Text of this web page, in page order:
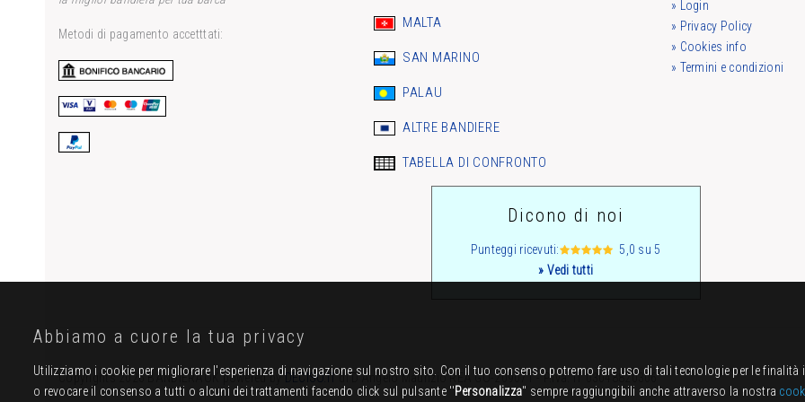
Metodi di pagamento accetttati:
MALTA
SAN MARINO
PALAU
ALTRE BANDIERE
TABELLA DI CONFRONTO
» Login
» Privacy Policy
» Cookies info
» Termini e condizioni
Dicono di noi
Punteggi ricevuti:
5,0 su 5
» Vedi tutti
Copyrights 2026BANDIERAOK powered byDECISO.ITdi D'Angelo Maurizio REA GO-209071 - P.iva: IT 03048820306
Abbiamo a cuore la tua privacy
Utilizziamo i cookie per migliorare l'esperienza di navigazione sul nostro sito. Con il tuo consenso potremo fare uso di tali tecnologie per le finalità
o revocare il consenso a tutti o alcuni dei trattamenti facendo click sul pulsante ''Personalizza'' sempre raggiungibili anche attraverso la nostra